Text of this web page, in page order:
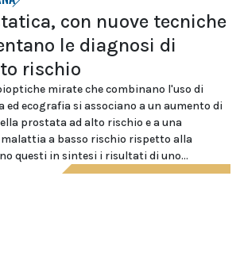
con nuove tecniche
le diagnosi di
rischio
mirate che combinano l'uso di
ecografia si associano a un aumento di
prostata ad alto rischio e a una
malattia a basso rischio rispetto alla
questi in sintesi i risultati di uno...